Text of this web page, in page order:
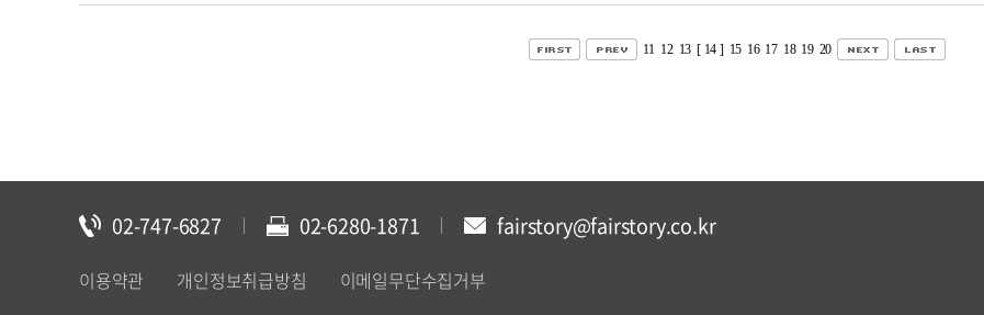
11 12 13 [ 14 ] 15 16 17 18 19 20
02-747-6827 02-6280-1871 fairstory@fairstory.co.kr
이용약관 개인정보취급방침 이메일무단수집거부